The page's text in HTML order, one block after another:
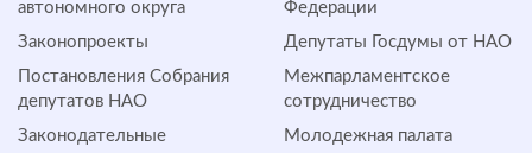
автономного округа
Законопроекты
Постановления Собрания
депутатов НАО
Законодательные
Федерации
Депутаты Госдумы от НАО
Межпарламентское
сотрудничество
Молодежная палата